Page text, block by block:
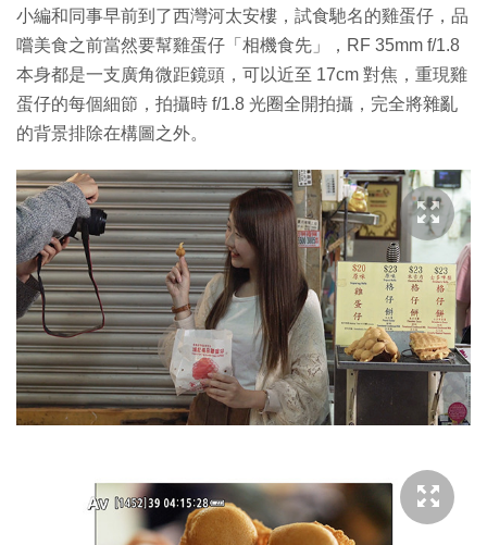
小編和同事早前到了西灣河太安樓，試食馳名的雞蛋仔，品
嚐美食之前當然要幫雞蛋仔「相機食先」，RF 35mm f/1.8
本身都是一支廣角微距鏡頭，可以近至 17cm 對焦，重現雞
蛋仔的每個細節，拍攝時 f/1.8 光圈全開拍攝，完全將雜亂
的背景排除在構圖之外。